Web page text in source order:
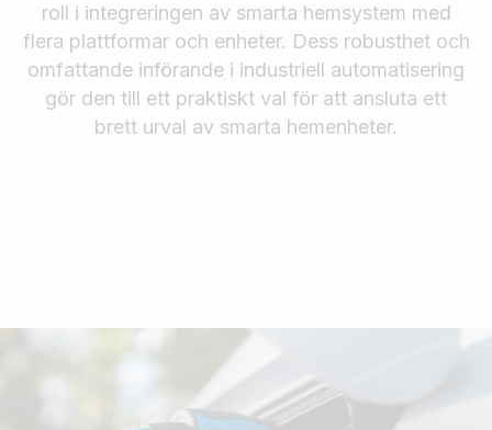
roll i integreringen av smarta hemsystem med
flera plattformar och enheter. Dess robusthet och
omfattande införande i industriell automatisering
gör den till ett praktiskt val för att ansluta ett
brett urval av smarta hemenheter.